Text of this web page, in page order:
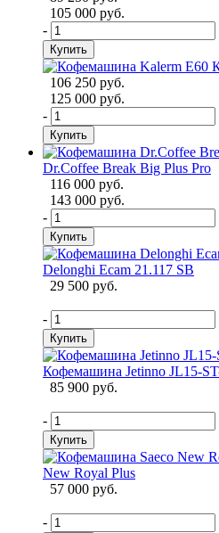
105 000 руб.
-
Купить
106 250 руб.
125 000 руб.
-
Купить
Dr.Coffee Break Big Plus Pro
116 000 руб.
143 000 руб.
-
Купить
Delonghi Ecam 21.117 SB
29 500 руб.
-
Купить
Кофемашина Jetinno JL15-
85 900 руб.
-
Купить
New Royal Plus
57 000 руб.
-